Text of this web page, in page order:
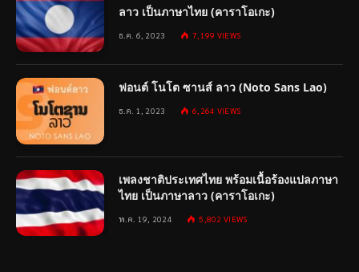
ลาว เป็นภาษาไทย (คาราโอเกะ)
ธ.ค. 6, 2023 7,199 VIEWS
ฟอนต์ โนโต ซานส์ ลาว (Noto Sans Lao)
ธ.ค. 1, 2023 6,264 VIEWS
เพลงชาติประเทศไทย พร้อมเนื้อร้องแปลภาษา
ไทย เป็นภาษาลาว (คาราโอเกะ)
พ.ค. 19, 2024 5,802VIEWS